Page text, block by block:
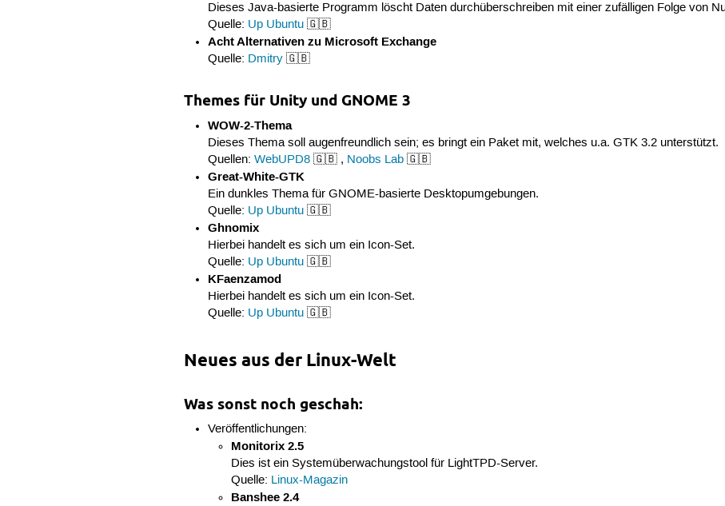
Dieses Java-basierte Programm löscht Daten durchüberschreiben mit einer zufälligen Folge von
Quelle: Up Ubuntu🇬🇧
Acht Alternativen zu Microsoft Exchange
Quelle: Dmitry🇬🇧
Themes für Unity und GNOME 3
WOW-2-Thema
Dieses Thema soll augenfreundlich sein; es bringt ein Paket mit, welches u.a. GTK 3.2 unterstützt.
Quellen: WebUPD8🇬🇧 , Noobs Lab🇬🇧
Great-White-GTK
Ein dunkles Thema für GNOME-basierte Desktopumgebungen.
Quelle: Up Ubuntu🇬🇧
Ghnomix
Hierbei handelt es sich um ein Icon-Set.
Quelle: Up Ubuntu🇬🇧
KFaenzamod
Hierbei handelt es sich um ein Icon-Set.
Quelle: Up Ubuntu🇬🇧
Neues aus der Linux-Welt
Was sonst noch geschah:
Veröffentlichungen:
Monitorix 2.5
Dies ist ein Systemüberwachungstool für LightTPD-Server.
Quelle: Linux-Magazin
Banshee 2.4